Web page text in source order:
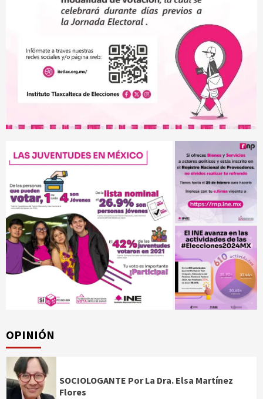
OPINIÓN
SOCIOLOGANTE Por La Dra. Elsa Martínez
Flores